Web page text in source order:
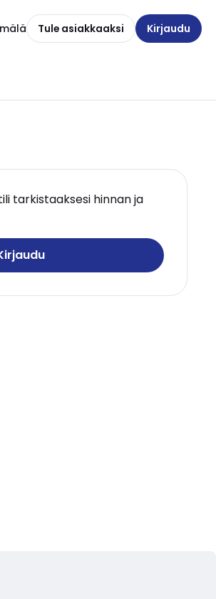
Tule asiakkaaksi Kirjaudu
tarkistaaksesi hinnan ja